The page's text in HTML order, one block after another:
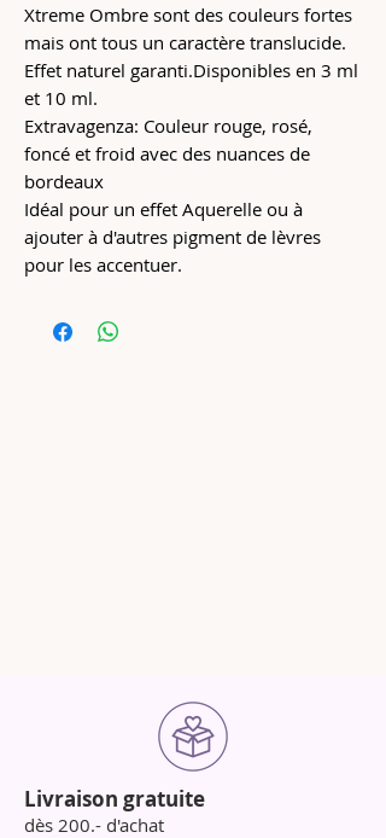
Xtreme Ombre sont des couleurs fortes
mais ont tous un caractère translucide.
Effet naturel garanti.Disponibles en 3 ml
et 10 ml.
Extravagenza: Couleur rouge, rosé,
foncé et froid avec des nuances de
bordeaux
Idéal pour un effet Aquerelle ou à
ajouter à d'autres pigment de lèvres
pour les accentuer.
Livraison gratuite
dès 200.- d'achat